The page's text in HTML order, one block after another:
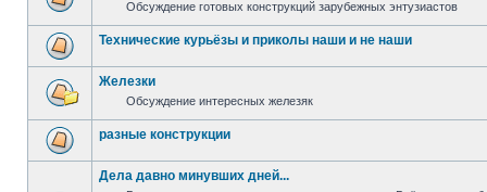
Обсуждение готовых конструкций зарубежных энтузиастов
Технические курьёзы и приколы наши и не наши
Железки
Обсуждение интересных железяк
разные конструкции
Дела давно минувших дней...